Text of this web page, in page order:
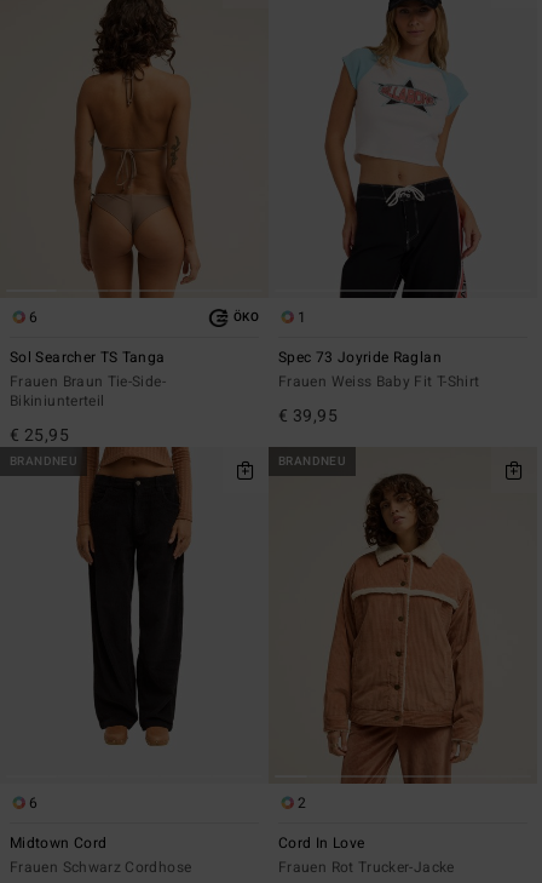
6 ÖKO
Sol Searcher TS Tanga
Frauen Braun Tie-Side-
Bikiniunterteil
€ 25,95
1
Spec 73 Joyride Raglan
Frauen Weiss Baby Fit T-Shirt
€ 39,95
BRANDNEU
6
Midtown Cord
Frauen Schwarz Cordhose
BRANDNEU
2
Cord In Love
Frauen Rot Trucker-Jacke